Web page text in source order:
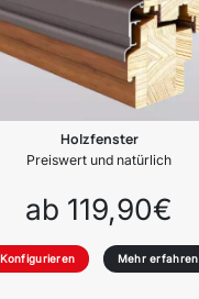
Holzfenster
Preiswert und natürlich
ab 119,90€
Konfigurieren Mehr erfahren